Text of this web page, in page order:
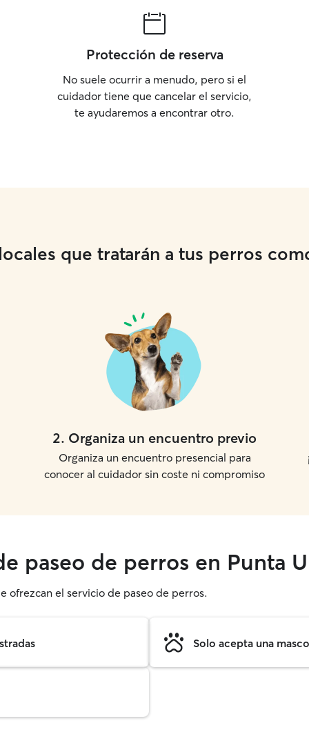
Protección de reserva
No suele ocurrir a menudo, pero si el
cuidador tiene que cancelar el servicio,
te ayudaremos a encontrar otro.
que tratarán a tus perros
2. Organiza un encuentro previo
Organiza un encuentro presencial para
conocer al cuidador sin coste ni compromiso
paseo de perros en Punta
ofrezcan el servicio de paseo de perros.
Solo acepta una